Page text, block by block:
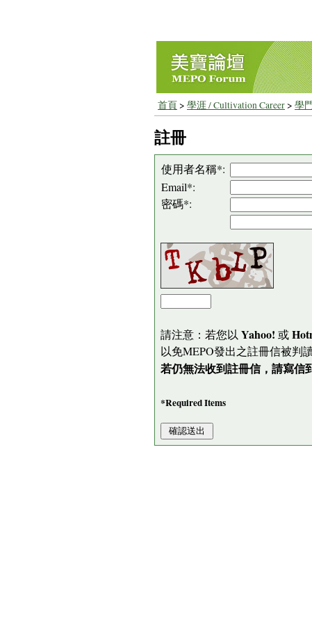
首頁> 學涯 / Cultivation Career> 學
註冊
使用者名稱*:
Email*:
密碼*:
請注意：若您以 Yahoo! 或
以免MEPO發出之註冊信被判
若仍無法收到註冊信，請寫信
*Required Items